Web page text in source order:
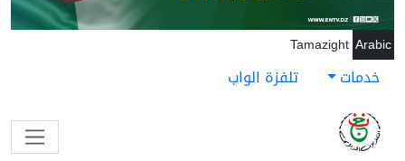
Arabic
Tamazight
خدمات تلفزة الواب